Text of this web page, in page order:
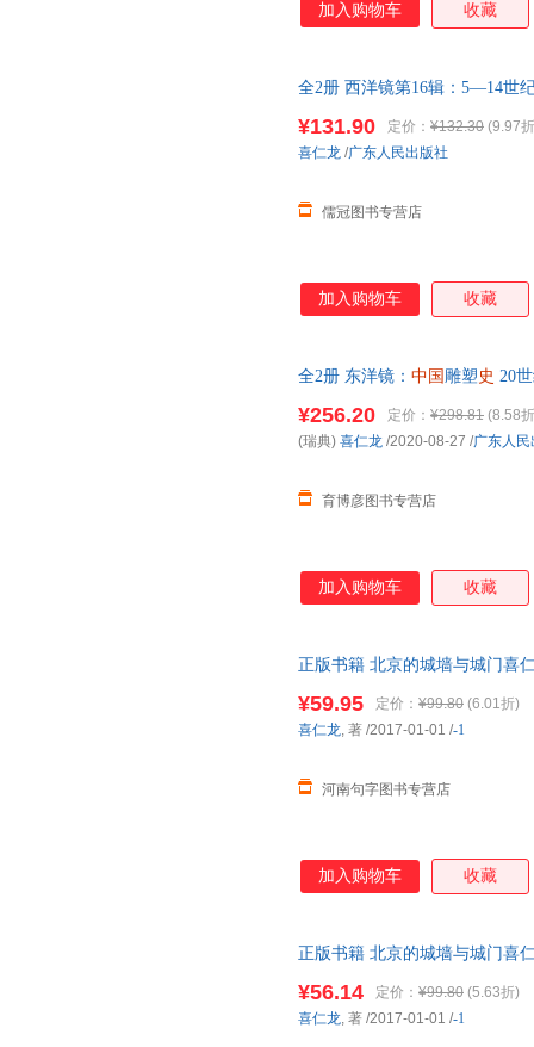
加入购物车 收藏
全2册 西洋镜第16辑：5—14世
收藏商品 优先发货 部分书籍卖
¥131.90 定价： ¥132.30 (9.97
儒冠图书专营店
喜仁龙 /广东人民出版社
加入购物车 收藏
全2册 东洋镜： 中国 雕塑 史 20
¥256.20 定价： ¥298.81 (8.58
育博彦图书专营店
(瑞典) 喜仁龙 /2020-08-27 /广东人民
加入购物车 收藏
正版书籍 北京的城墙与城门喜
¥59.95 定价： ¥99.80 (6.01折)
河南句字图书专营店
喜仁龙, 著 /2017-01-01 /-1
加入购物车 收藏
正版书籍 北京的城墙与城门喜
¥56.14 定价： ¥99.80 (5.63折)
喜仁龙, 著 /2017-01-01 /-1